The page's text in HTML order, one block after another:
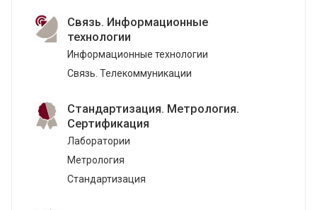
Связь. Информационные
технологии
Информационные технологии
Связь. Телекоммуникации
Стандартизация. Метрология.
Сертификация
Лаборатории
Метрология
Стандартизация